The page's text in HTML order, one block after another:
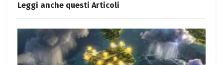
Leggi anche questi Articoli